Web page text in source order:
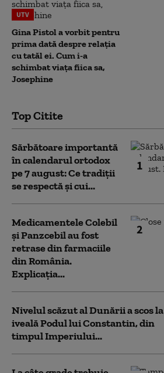
UTV
Gina Pistol a vorbit pentru
prima dată despre relația
cu tatăl ei. Cum i-a
schimbat viața fiica sa,
Josephine
Top Citite
1
Sărbătoare importantă
în calendarul ortodox
pe 7 august: Ce tradiții
se respectă și cui...
2
Medicamentele Colebil
și Panzcebil au fost
retrase din farmaciile
din România.
Explicația...
Nivelul scăzut al Dunării a scos la
iveală Podul lui Constantin, din
timpul Imperiului...